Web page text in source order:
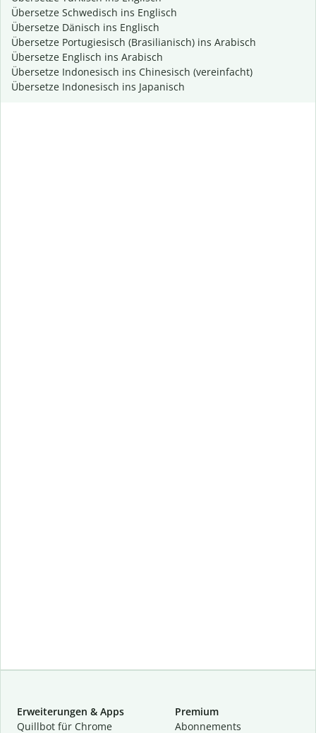
Übersetze Schwedisch ins Englisch
Übersetze Dänisch ins Englisch
Übersetze Portugiesisch (Brasilianisch) ins Arabisch
Übersetze Englisch ins Arabisch
Übersetze Indonesisch ins Chinesisch (vereinfacht)
Übersetze Indonesisch ins Japanisch
Erweiterungen & Apps
Quillbot für Chrome
Premium
Abon­ne­ments